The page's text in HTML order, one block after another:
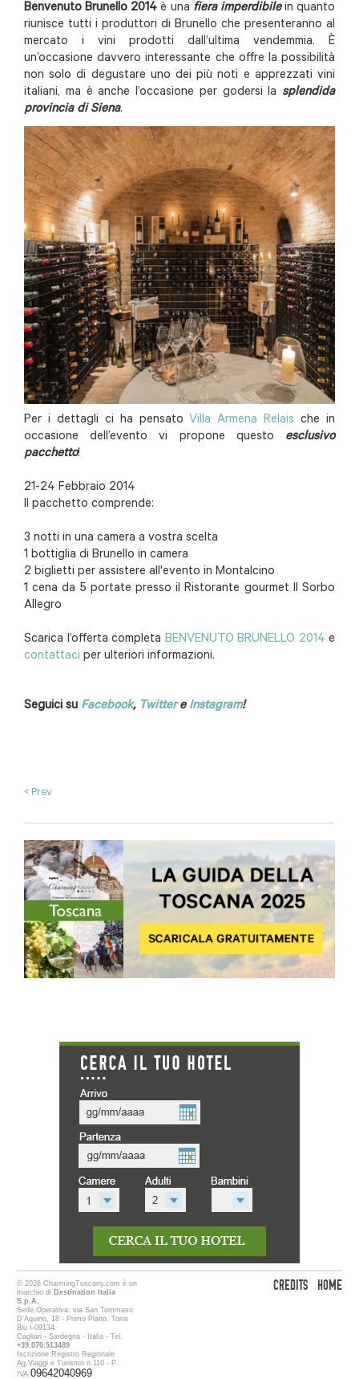
Benvenuto Brunello 2014 è una fiera imperdibilein quanto
riunisce tutti i produttori di Brunello che presenteranno al
mercato i vini prodotti dall’ultima vendemmia. È
un’occasione davvero interessante che offre la possibilità
non solo di degustare uno dei più noti e apprezzati vini
italiani, ma è anche l’occasione per godersi la splendida
provincia di Siena.
Per i dettagli ci ha pensato Villa Armena Relais che in
occasione dell’evento vi propone questo esclusivo
pacchetto!
21-24 Febbraio 2014
Il pacchetto comprende:
3 notti in una camera a vostra scelta
1 bottiglia di Brunello in camera
2 biglietti per assistere all'evento in Montalcino
1 cena da 5 portate presso il Ristorante gourmet Il Sorbo
Allegro
Scarica l’offerta completa BENVENUTO BRUNELLO 2014 e
contattaci per ulteriori informazioni.
Seguici su Facebook, Twittere Instagram!
< Prev
© 2026 CharmingTuscany.com è un
marchio diDestination Italia
S.p.A.
Sede Operativa: via San Tommaso
D'Aquino, 18 - Primo Piano, Torre
Blu I-09134
Cagliari - Sardegna - Italia - Tel.
+39.070.513489
Iscrizione Registro Regionale
Ag.Viaggi e Turismo n.110 - P.
IVA09642040969
CREDITS HOME